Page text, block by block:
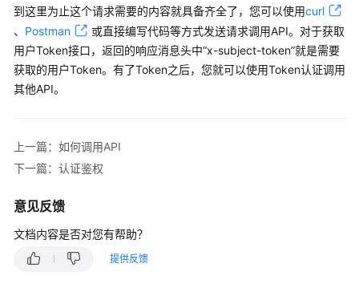
限
到这里为止这个请求需要的内容就具备齐全了，您可以使用curl
、 Postman
或直接编写代码等方式发送请求调用API。对于获取
用户Token接口，返回的响应消息头中“x-subject-token”就是需要
获取的用户Token。有了Token之后，您就可以使用Token认证调用
其他API。
上一篇：如何调用API
下一篇：认证鉴权
意见反馈
文档内容是否对您有帮助？
提供反馈